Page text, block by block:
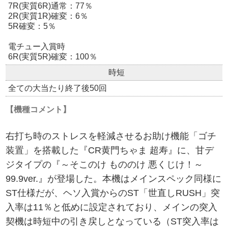
7R(実質6R)通常：77％
2R(実質1R)確変：6％
5R確変：5％
電チュー入賞時
6R(実質5R)確変：100％
時短
全ての大当たり終了後50回
【機種コメント】
右打ち時のストレスを軽減させるお助け機能「ゴチ
装置」を搭載した『CR黄門ちゃま 超寿』に、甘デ
ジタイプの『～そこのけ もののけ 悪くじけ！～
99.9ver.』が登場した。本機はメインスペック同様に
ST仕様だが、ヘソ入賞からのST「世直しRUSH」突
入率は11％と低めに設定されており、メインの突入
契機は時短中の引き戻しとなっている（ST突入率は